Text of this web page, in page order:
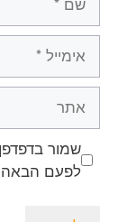
שמור
לפעם הבאה